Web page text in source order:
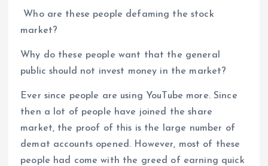
Who are these people defaming the stock
market?
Why do these people want that the general
public should not invest money in the market?
Ever since people are using YouTube more. Since
then a lot of people have joined the share
market, the proof of this is the large number of
demat accounts opened. However, most of these
people had come with the greed of earning quick